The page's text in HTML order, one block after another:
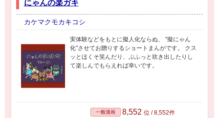
にゃんの楽ガキ
カケマクモカキコシ
実体験などをもとに擬人化ならぬ、 "擬にゃん
化"させてお贈りするショートまんがです。 クス
ッとほくそ笑んだり、ぷふっと吹き出したりし
て楽しんでもらえれば幸いです。
一般漫画 8,552 位 / 8,552件